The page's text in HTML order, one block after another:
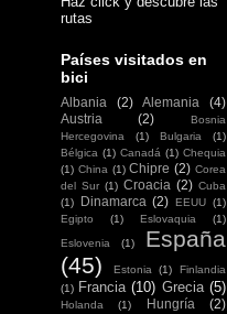
rutas
Países visitados en
bici
Albania (2) Alemania
(4)
Austria
(2)
Bosnia
Hercegovina
(1) Bulgaria
(1)
Bélgica (1) Canadá (1) Chequia
(1) China (1) Chipre (2) Corea
del Sur (1) Croacia (2) Cuba
(1)
Dinamarca (2) EEUU (1)
Egipto
(1) Eslovaquia
(1)
Eslovenia
(1)
España
(45)
Estonia (1)
Finlandia
(1) Francia (10) Grecia (5)
Holanda (1) Hungría (2)